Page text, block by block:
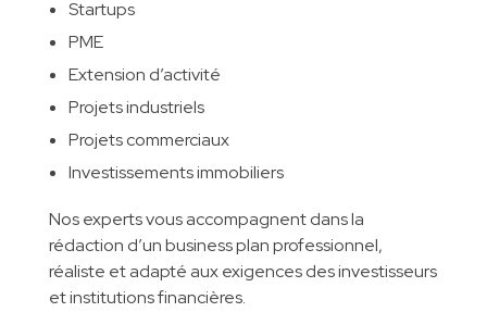
Startups
PME
Extension d’activité
Projets industriels
Projets commerciaux
Investissements immobiliers
Nos experts vous accompagnent dans la
rédaction d’un business plan professionnel,
réaliste et adapté aux exigences des investisseurs
et institutions financières.